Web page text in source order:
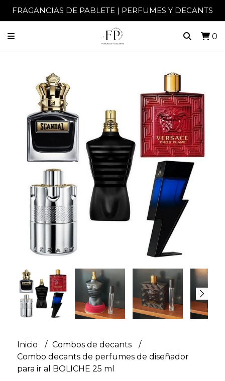
FRAGANCIAS DE PABLETE | PERFUMES Y DECANTS
0
Inicio
Combos de decants
Combo decants de perfumes de diseñador
para ir al BOLICHE 25 ml